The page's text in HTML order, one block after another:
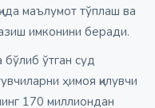
маълумот тўплаш ва
имконини беради.
ўтган суд
ҳимоя қилувчи
170 миллиондан